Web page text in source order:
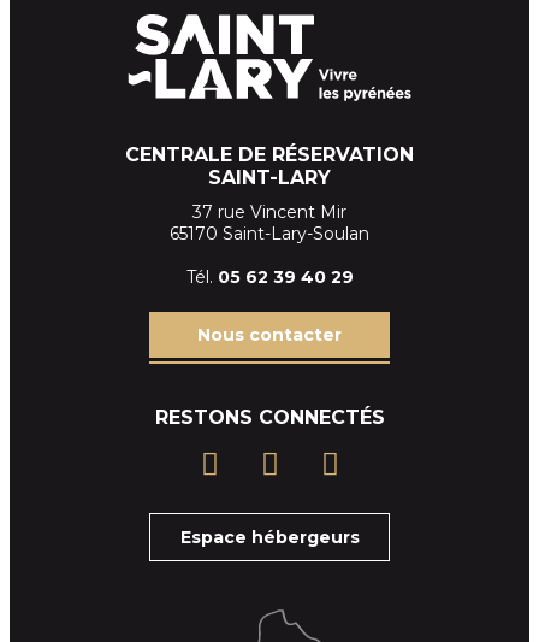
CENTRALE DE RÉSERVATION
SAINT-LARY
37 rue Vincent Mir
65170 Saint-Lary-Soulan
Tél. 05 62 39 40 29
Nous contacter
RESTONS CONNECTÉS
Espace hébergeurs